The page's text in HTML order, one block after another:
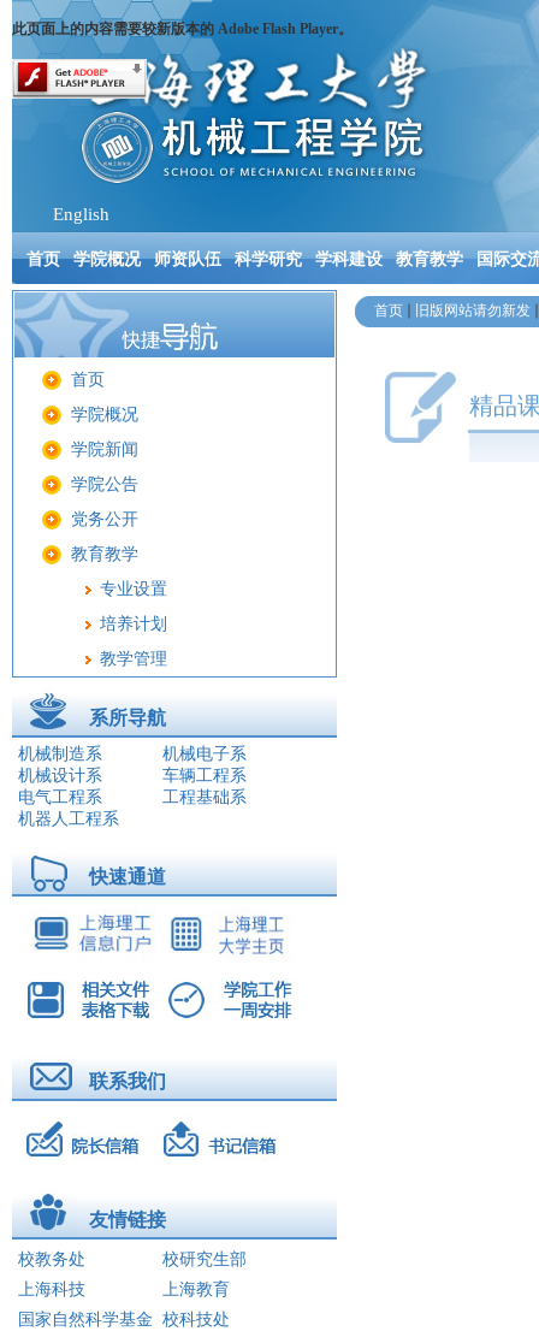
此页面上的内容需要较新版本的 Adobe Flash Player。
English
首页 学院概况 师资队伍 科学研究 学科建设 教育教学 国际交
首页
学院概况
学院新闻
学院公告
党务公开
教育教学
专业设置
培养计划
教学管理
教学成果
实验中心
实习基地
教务公告
院务公开
科学研究
师资队伍
图片新闻
系所导航
学工动态
招生就业
学院亮点
系所导航
机械制造系
机械电子系
机械设计系
车辆工程系
电气工程系
工程基础系
机器人工程系
快速通道
联系我们
友情链接
校教务处
校研究生部
上海科技
上海教育
国家自然科学基金 校科技处
首页 旧版网站请勿新发
精品